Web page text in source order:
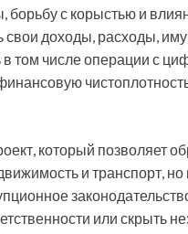
с корыстью и
доходы, расходы,
том числе операции с
который позволяет
и транспорт, но
или скрыть